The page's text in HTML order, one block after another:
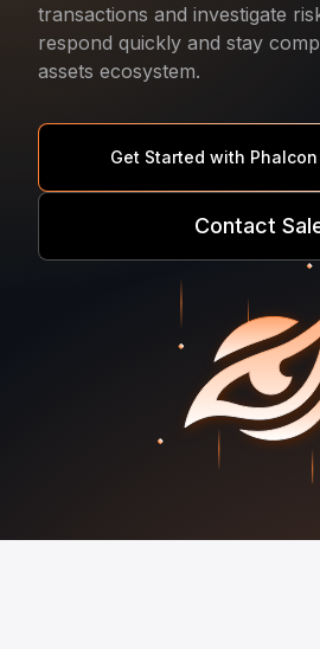
transactions and investigate
respond quickly and stay
assets ecosystem.
Get Started with
Contact